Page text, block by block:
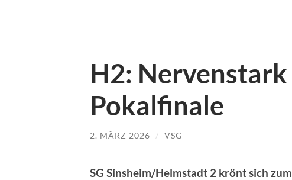
H2:
Pokalfinale
2. MÄRZ 2026 / VSG
SG Sinsheim/Helmstadt 2 krönt sich